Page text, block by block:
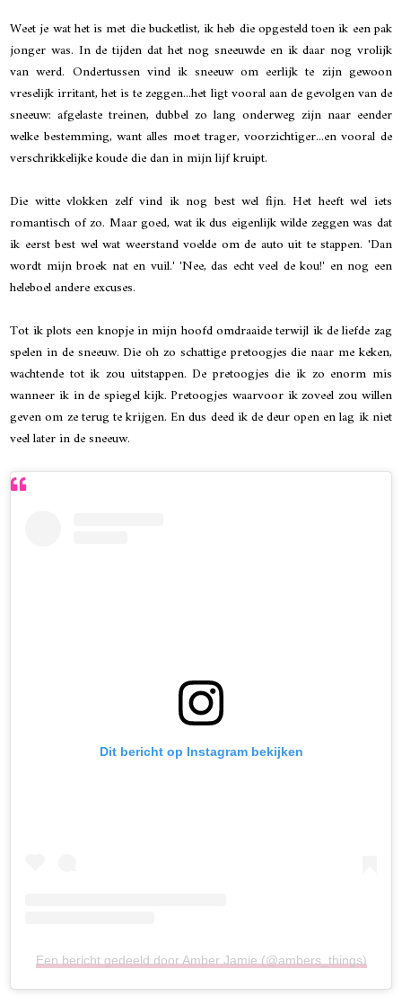
Weet je wat het is met die bucketlist, ik heb die opgesteld toen ik een pak
jonger was. In de tijden dat het nog sneeuwde en ik daar nog vrolijk
van werd. Ondertussen vind ik sneeuw om eerlijk te zijn gewoon
vreselijk irritant, het is te zeggen...het ligt vooral aan de gevolgen van de
sneeuw: afgelaste treinen, dubbel zo lang onderweg zijn naar eender
welke bestemming, want alles moet trager, voorzichtiger...en vooral de
verschrikkelijke koude die dan in mijn lijf kruipt.
Die witte vlokken zelf vind ik nog best wel fijn. Het heeft wel iets
romantisch of zo. Maar goed, wat ik dus eigenlijk wilde zeggen was dat
ik eerst best wel wat weerstand voelde om de auto uit te stappen. 'Dan
wordt mijn broek nat en vuil.' 'Nee, das echt veel de kou!' en nog een
heleboel andere excuses.
Tot ik plots een knopje in mijn hoofd omdraaide terwijl ik de liefde zag
spelen in de sneeuw. Die oh zo schattige pretoogjes die naar me keken,
wachtende tot ik zou uitstappen. De pretoogjes die ik zo enorm mis
wanneer ik in de spiegel kijk. Pretoogjes waarvoor ik zoveel zou willen
geven om ze terug te krijgen. En dus deed ik de deur open en lag ik niet
veel later in de sneeuw.
Dit bericht op Instagram bekijken
Een bericht gedeeld door Amber Jamie (@ambers_things)